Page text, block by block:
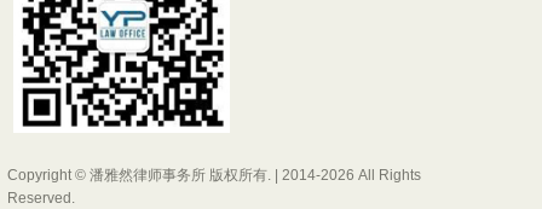
Copyright © 潘雅然律师事务所 版权所有. | 2014-2026 All Rights
Reserved.